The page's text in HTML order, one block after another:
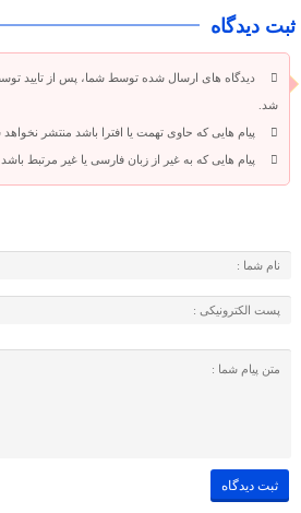
ثبت دیدگاه
دیدگاه های ارسال شده توسط شما، پس از تایید
شد.
پیام هایی که حاوی تهمت یا افترا باشد منتشر نخواهد
پیام هایی که به غیر از زبان فارسی یا غیر مرتبط